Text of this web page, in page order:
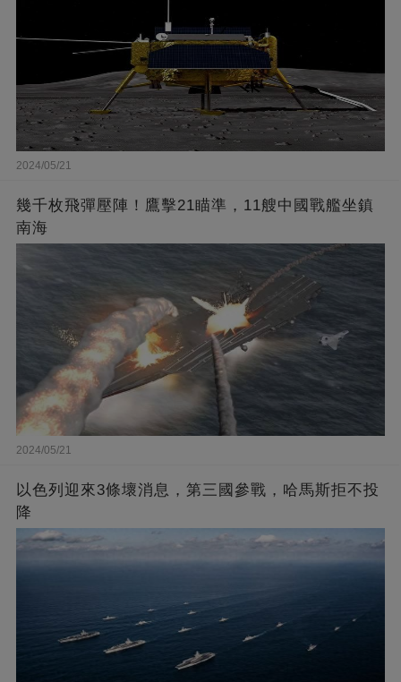
2024/05/21
幾千枚飛彈壓陣！鷹擊21瞄準，11艘中國戰艦坐鎮
南海
2024/05/21
以色列迎來3條壞消息，第三國參戰，哈馬斯拒不投
降